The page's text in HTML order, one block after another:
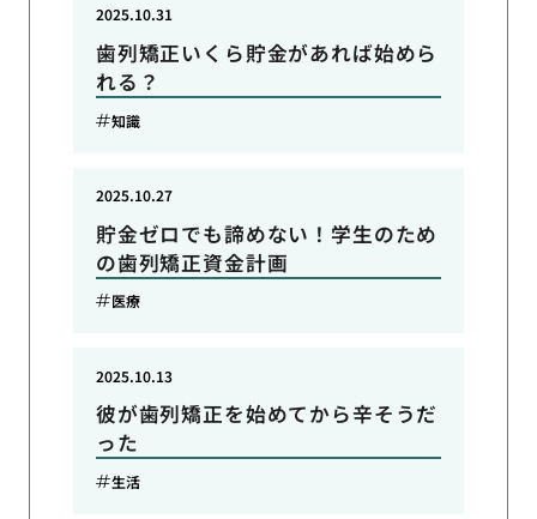
歯列矯正いくら貯金があれば始めら
れる？
2025.10.31
知識
貯金ゼロでも諦めない！学生のため
の歯列矯正資金計画
2025.10.27
医療
彼が歯列矯正を始めてから辛そうだ
った
2025.10.13
生活